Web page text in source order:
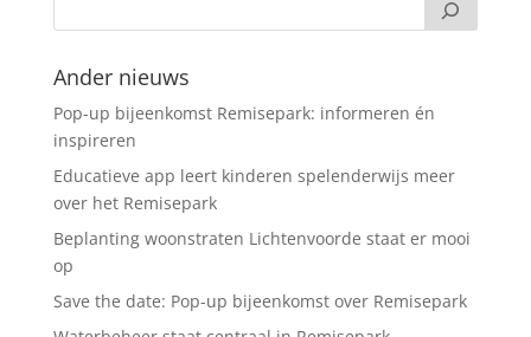
Ander nieuws
Pop-up bijeenkomst Remisepark: informeren én
inspireren
Educatieve app leert kinderen spelenderwijs meer
over het Remisepark
Beplanting woonstraten Lichtenvoorde staat er mooi
op
Save the date: Pop-up bijeenkomst over Remisepark